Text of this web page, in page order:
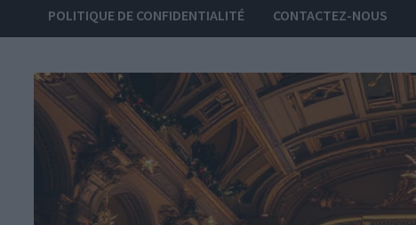
POLITIQUE DE CONFIDENTIALITÉ CONTACTEZ-NOUS